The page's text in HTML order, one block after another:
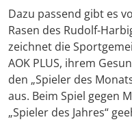
Dazu passend gibt es
Rasen des Rudolf-
zeichnet die
AOK PLUS, ihrem
den „Spieler des
aus. Beim Spiel gegen
„Spieler des Jahres“